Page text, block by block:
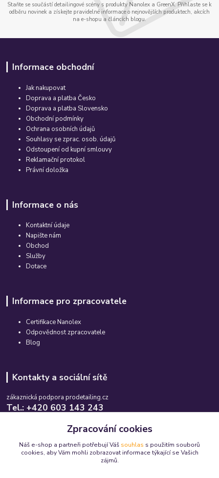
Staňte se součástí detailingové scény s produkty Nanolex a GreenX. Přihlaste se k
odběru novinek a získejte pravidelné informace o nejnovějších produktech, akcích
na e-shopu a článcích blogu.
Informace obchodní
Jak nakupovat
Doprava a platba Česko
Doprava a platba Slovensko
Obchodní podmínky
Ochrana osobních údajů
Souhlasy se zprac. osob. údajů
Odstoupení od kupní smlouvy
Reklamační protokol
Právní doložka
Informace o nás
Kontaktní údaje
Napište nám
Obchod
Služby
Dotace
Informace pro zpracovatele
Certifikace Nanolex
Odpovědnost zpracovatele
Blog
Kontakty a sociální sítě
zákaznická podpora prodetailing.cz
Tel.: +420 603 143 243
info@prodetailing.cz
Zpracování cookies
Náš e-shop a partneři potřebují Váš souhlas s použitím souborů
cookies, aby Vám mohli zobrazovat informace týkající se Vašich
zájmů.